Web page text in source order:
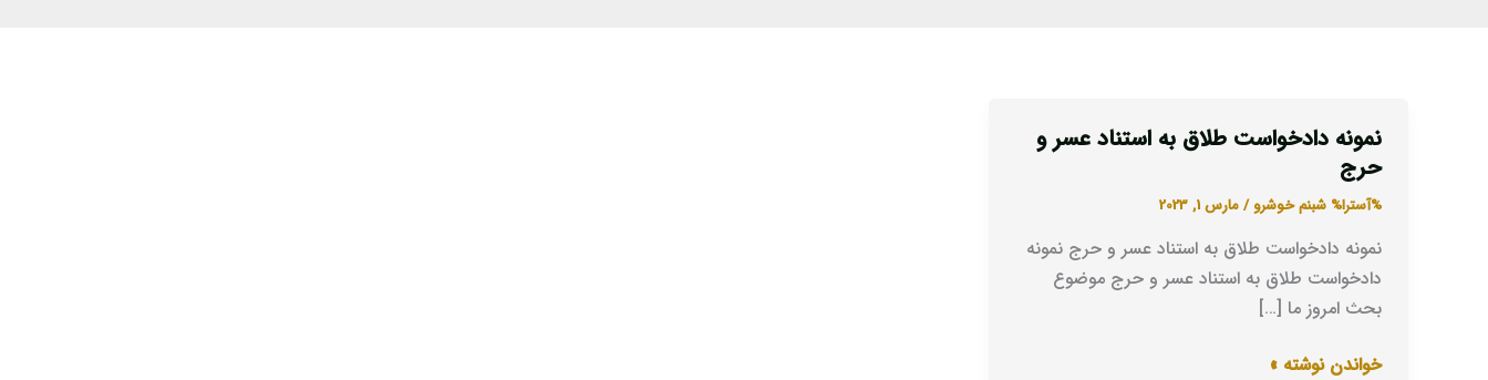
نمونه دادخواست طلاق به استناد عسر و
حرج
%آسترا% شبنم خوشرو/مارس 1, 2023
نمونه دادخواست طلاق به استناد عسر و حرج نمونه
دادخواست طلاق به استناد عسر و حرج موضوع
بحث امروز ما […]
نمونه
دادخواست
طلاق
استناد
عسر
و
خواندن نوشته »